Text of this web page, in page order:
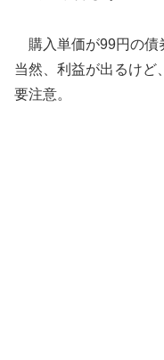
購入単価が99円の債
当然、利益が出るけど
要注意。